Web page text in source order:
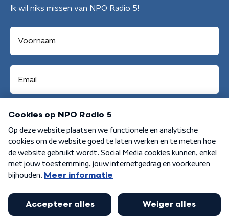
Ik wil niks missen van NPO Radio 5!
Aanmelden
Algemene voorwaarden Privacybeleid